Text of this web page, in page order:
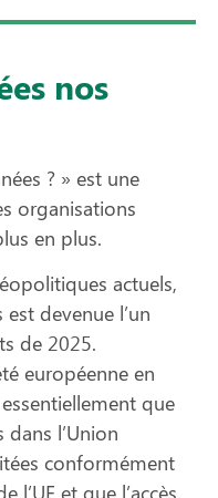
nos
? » est une
organisations
en plus.
actuels,
devenue l’un
de 2025.
européenne en
que
l’Union
conformément